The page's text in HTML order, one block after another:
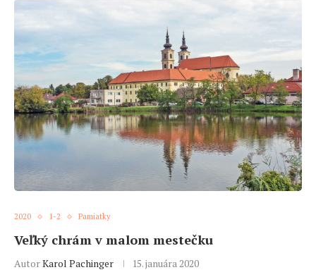
2020 1-2 Pamiatky
Veľký chrám v malom mestečku
AutorKarol Pachinger 15. januára 2020